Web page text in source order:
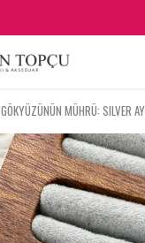
GÖKYÜZÜNÜN MÜHRÜ: SILVER